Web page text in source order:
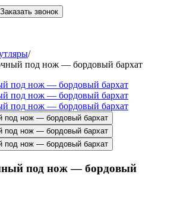
Заказать звонок
/
под нож — бордовый бархат
под нож — бордовый